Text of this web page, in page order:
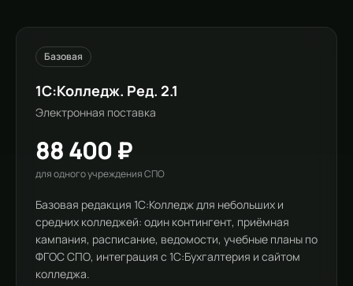
Базовая
1С:Колледж. Ред. 2.1
Электронная поставка
88 400 ₽
для одного учреждения СПО
Базовая редакция 1С:Колледж для небольших и
средних колледжей: один контингент, приёмная
кампания, расписание, ведомости, учебные планы по
ФГОС СПО, интеграция с 1С:Бухгалтерия и сайтом
колледжа.